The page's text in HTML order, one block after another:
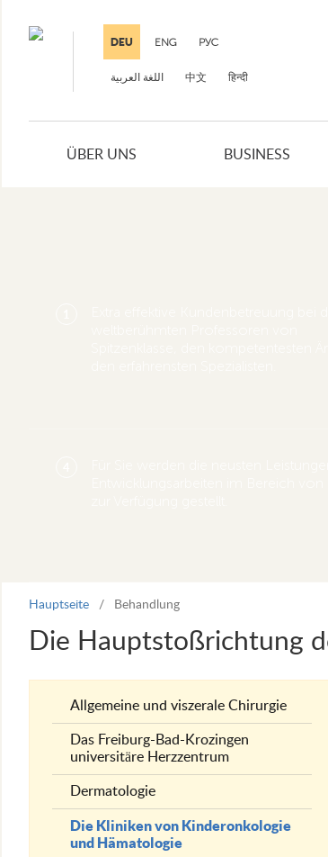
DEU ENG РУС
中文 हिन्दी
ÜBER UNS BUSINESS
Hauptseite / Behandlung
Die Hauptstoßrichtung
Allgemeine und viszerale Chirurgie
Das Freiburg-Bad-Krozingen
universitäre Herzzentrum
Dermatologie
Die Kliniken von Kinderonkologie
und Hämatologie